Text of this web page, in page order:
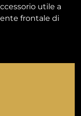
utile a
frontale di